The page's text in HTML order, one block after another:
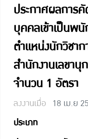
ประกาศผลการคั
บุคคลเข้าเป็นพ
ตำแหน่งนักวิชา
สำนักงานเลขา
จำนวน 1 อัตรา
ลงงานเมื่อ 18 เม.ย
ประเภท